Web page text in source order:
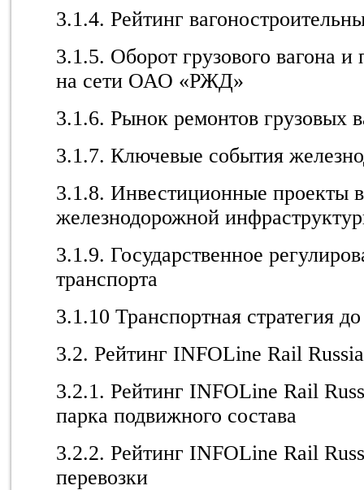
3.1.4. Рейтинг
3.1.5. Оборот грузового вагона и
на сети ОАО «РЖД»
3.1.6. Рынок ремонтов грузовых
3.1.7. Ключевые события
3.1.8. Инвестиционные проекты в
железнодорожной
3.1.9. Государственное
транспорта
3.1.10 Транспортная стратегия
3.2. Рейтинг INFOLine Rail
3.2.1. Рейтинг INFOLine Rail
парка подвижного состава
3.2.2. Рейтинг INFOLine Rail
перевозки